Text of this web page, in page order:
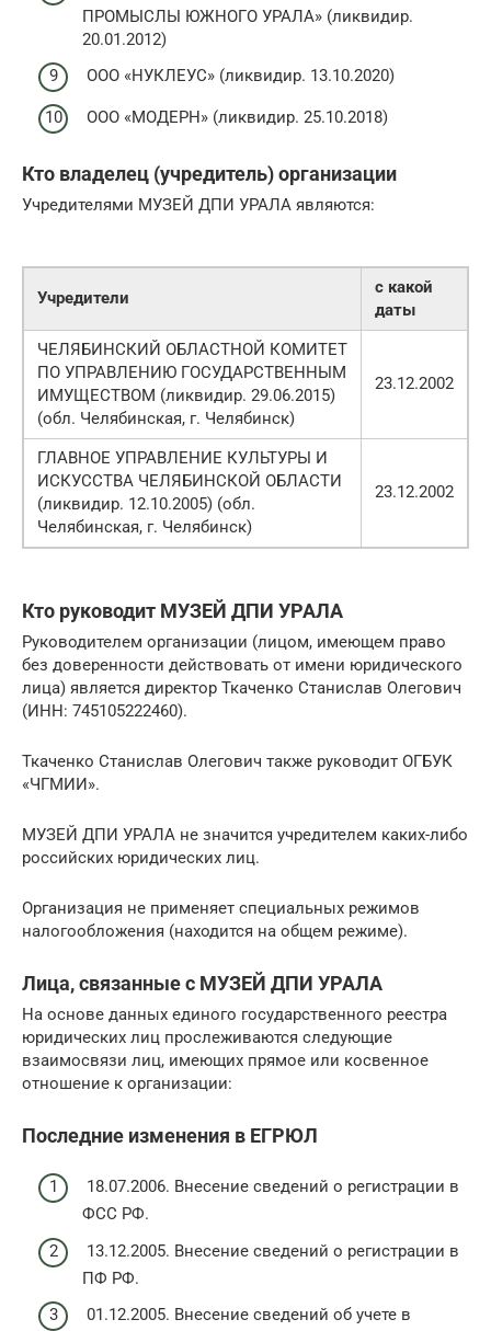
ПРОМЫСЛЫ ЮЖНОГО УРАЛА» (ликвидир.
20.01.2012)
ООО «НУКЛЕУС» (ликвидир. 13.10.2020)
ООО «МОДЕРН» (ликвидир. 25.10.2018)
Кто владелец (учредитель) организации
Учредителями МУЗЕЙ ДПИ УРАЛА являются:
Учредители
с какой
даты
ЧЕЛЯБИНСКИЙ ОБЛАСТНОЙ КОМИТЕТ
ПО УПРАВЛЕНИЮ ГОСУДАРСТВЕННЫМ
ИМУЩЕСТВОМ (ликвидир. 29.06.2015)
(обл. Челябинская, г. Челябинск)
23.12.2002
ГЛАВНОЕ УПРАВЛЕНИЕ КУЛЬТУРЫ И
ИСКУССТВА ЧЕЛЯБИНСКОЙ ОБЛАСТИ
(ликвидир. 12.10.2005) (обл.
Челябинская, г. Челябинск)
23.12.2002
Кто руководит МУЗЕЙ ДПИ УРАЛА
Руководителем организации (лицом, имеющем право
без доверенности действовать от имени юридического
лица) является директор Ткаченко Станислав Олегович
(ИНН: 745105222460).
Ткаченко Станислав Олегович также руководит ОГБУК
«ЧГМИИ».
МУЗЕЙ ДПИ УРАЛА не значится учредителем каких-либо
российских юридических лиц.
Организация не применяет специальных режимов
налогообложения (находится на общем режиме).
Лица, связанные с МУЗЕЙ ДПИ УРАЛА
На основе данных единого государственного реестра
юридических лиц прослеживаются следующие
взаимосвязи лиц, имеющих прямое или косвенное
отношение к организации:
Последние изменения в ЕГРЮЛ
18.07.2006. Внесение сведений о регистрации в
ФСС РФ.
13.12.2005. Внесение сведений о регистрации в
ПФ РФ.
01.12.2005. Внесение сведений об учете в